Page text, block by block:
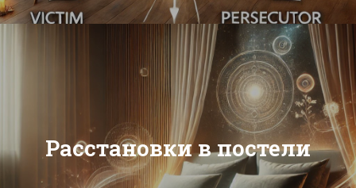
Расстановки в постели